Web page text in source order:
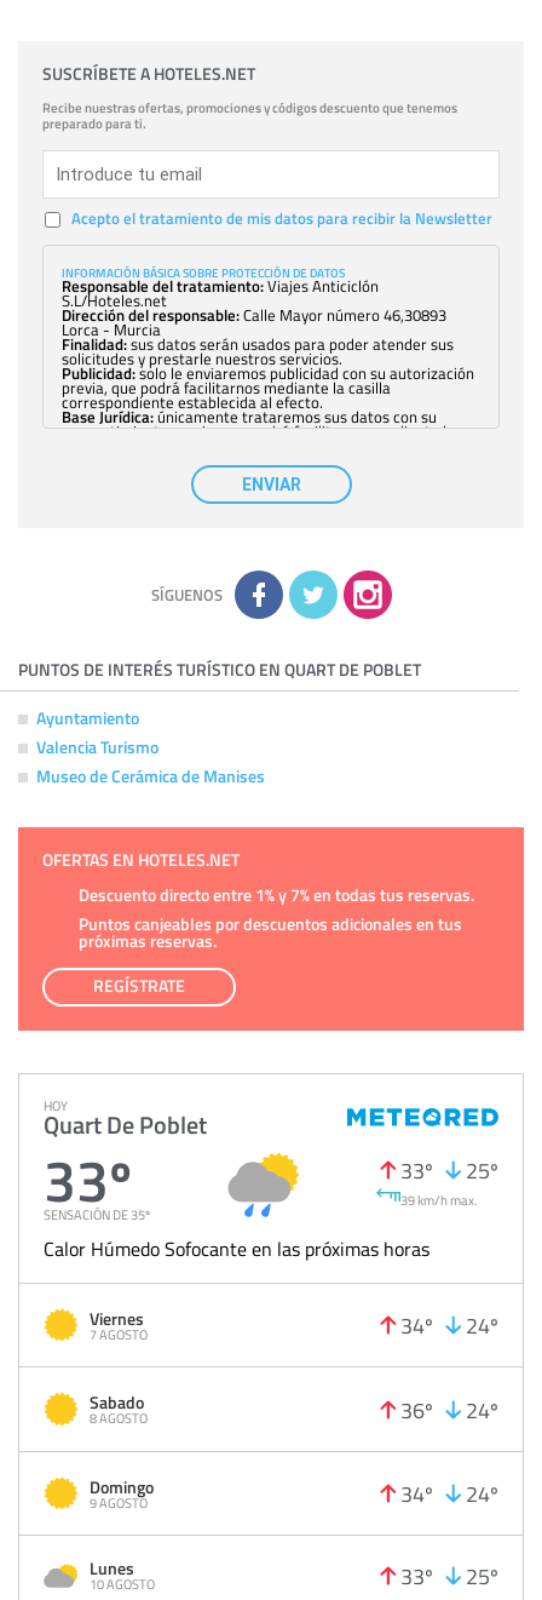
SUSCRÍBETE A HOTELES.NET
Recibe nuestras ofertas, promociones y códigos descuento que tenemos
preparado para ti.
Acepto el tratamiento de mis datos para recibir la Newsletter
INFORMACIÓN BÁSICA SOBRE PROTECCIÓN DE DATOS
Responsable del tratamiento:Viajes Anticiclón
S.L/Hoteles.net
Dirección del responsable:Calle Mayor número 46,30893
Lorca - Murcia
Finalidad:sus datos serán usados para poder atender sus
solicitudes y prestarle nuestros servicios.
Publicidad:solo le enviaremos publicidad con su autorización
previa, que podrá facilitarnos mediante la casilla
correspondiente establecida al efecto.
Base Jurídica:únicamente trataremos sus datos con su
consentimiento previo, que podrá facilitarnos mediante la
con carácter general, sólo el personal de
nuestra entidad que esté debidamente autorizado podrá
tener conocimiento de la información que le pedimos. No se
comunicarán datos a terceros.
adicional y detallada sobre cómo tratamos sus datos en la
política de privacidad
ENVIAR
SÍGUENOS
PUNTOS DE INTERÉS TURÍSTICO EN QUART DE POBLET
Ayuntamiento
Valencia Turismo
Museo de Cerámica de Manises
OFERTAS EN HOTELES.NET
Descuento directo entre 1% y 7% en todas tus reservas.
Puntos canjeables por descuentos adicionales en tus
próximas reservas.
REGÍSTRATE
HOY
Quart De Poblet
33º
SENSACIÓN DE 35º
33º 25º
39 km/h max.
Calor Húmedo Sofocante en las próximas horas
Viernes
7 AGOSTO 34º 24º
Sabado
8 AGOSTO 36º 24º
Domingo
9 AGOSTO 34º 24º
Lunes
10 AGOSTO 33º 25º